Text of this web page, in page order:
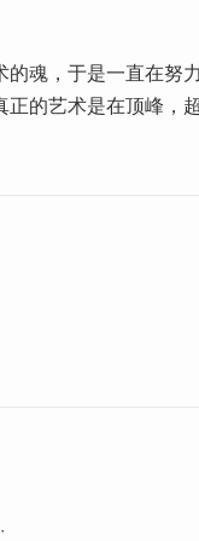
的魂，于是一直在努
正的艺术是在顶峰，